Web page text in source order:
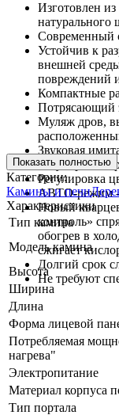
Изготовлен
натурального
Современный
Устойчив к
внешней
повреждений
Компактные
Потрясающий
Муляж дров,
Звуковая
Регулировка
Регулировка
АВТО-режим -
Новый
контроль»
обогрев в
сжигает
Долгий срок
Не требуют
Показать полностью
Категории:
Камины и печи
Характеристики
Тип камина
Модель камина
Высота
Ширина
Длина
Форма лицевой
Потребляемая
нагрева"
Электропитание
Материал корпуса
Тип портала